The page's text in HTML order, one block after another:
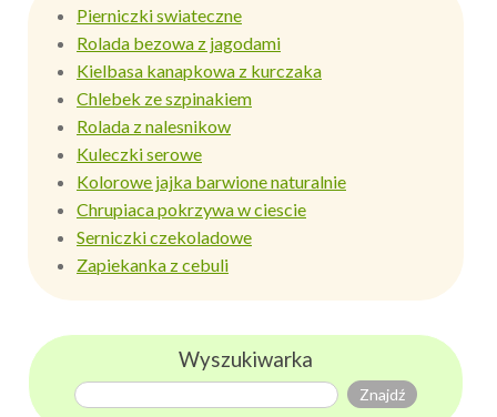
Pierniczki swiateczne
Rolada bezowa z jagodami
Kielbasa kanapkowa z kurczaka
Chlebek ze szpinakiem
Rolada z nalesnikow
Kuleczki serowe
Kolorowe jajka barwione naturalnie
Chrupiaca pokrzywa w ciescie
Serniczki czekoladowe
Zapiekanka z cebuli
Wyszukiwarka